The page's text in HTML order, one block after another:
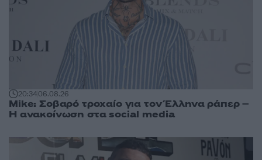
20:3406.08.26
Mike: Σοβαρό τροχαίο για τον Έλληνα ράπερ –
Η ανακοίνωση στα social media